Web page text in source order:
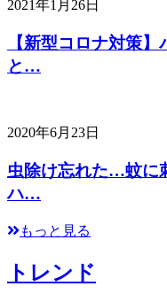
2021年1月26日
【新型コロナ対策
と…
2020年6月23日
虫除け忘れた…蚊に
ハ…
もっと見る
トレンド